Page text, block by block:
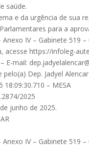
saúde.
e da urgência de sua
para a
IV – Gabinete 519
acesse https://infoleg-
E-mail:
Dep. Jadyel Alencar
– MESA
2025
junho de 2025.
IV – Gabinete 519